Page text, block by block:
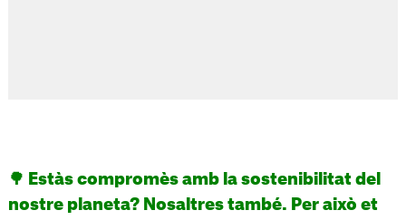
🌳 Estàs compromès amb la sostenibilitat del
nostre planeta? Nosaltres també. Per això et